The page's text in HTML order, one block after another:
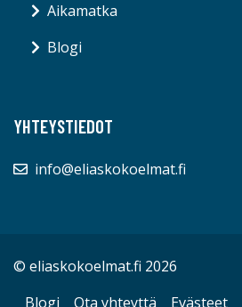
Aikamatka
Blogi
YHTEYSTIEDOT
info@eliaskokoelmat.fi
© eliaskokoelmat.fi 2026
Blogi
Ota yhteyttä Evästeet